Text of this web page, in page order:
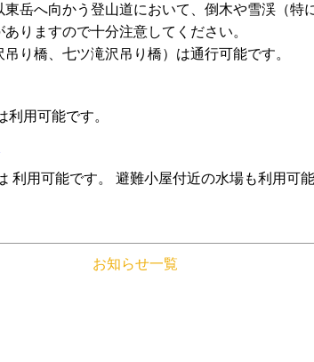
岳へ向かう登山道において、倒木や雪渓（特
りますので十分注意してください。
り橋、七ツ滝沢吊り橋）は通行可能です。
用可能です。
用可能です。 避難小屋付近の水場も利用可能
お知らせ一覧